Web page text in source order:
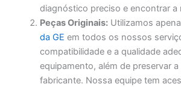
diagnóstico preciso e encontrar a
Peças Originais: Utilizamos
da GE em todos os nossos
compatibilidade e a qualidade
equipamento, além de preservar
fabricante. Nossa equipe tem